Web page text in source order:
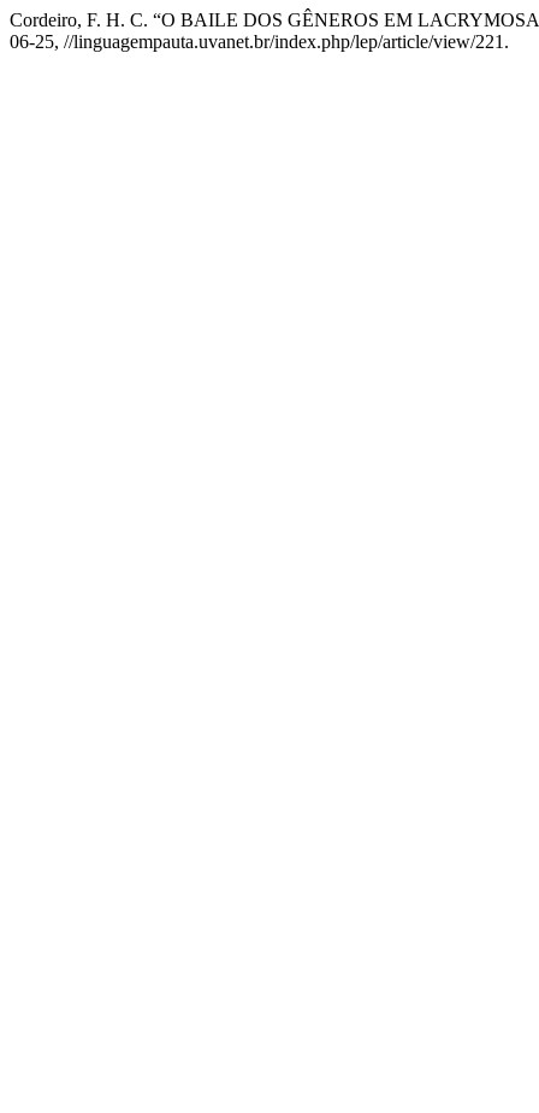
Cordeiro, F. H. C. “O BAILE DOS GÊNEROS EM
06-25, //linguagempauta.uvanet.br/index.php/lep/article/view/221.